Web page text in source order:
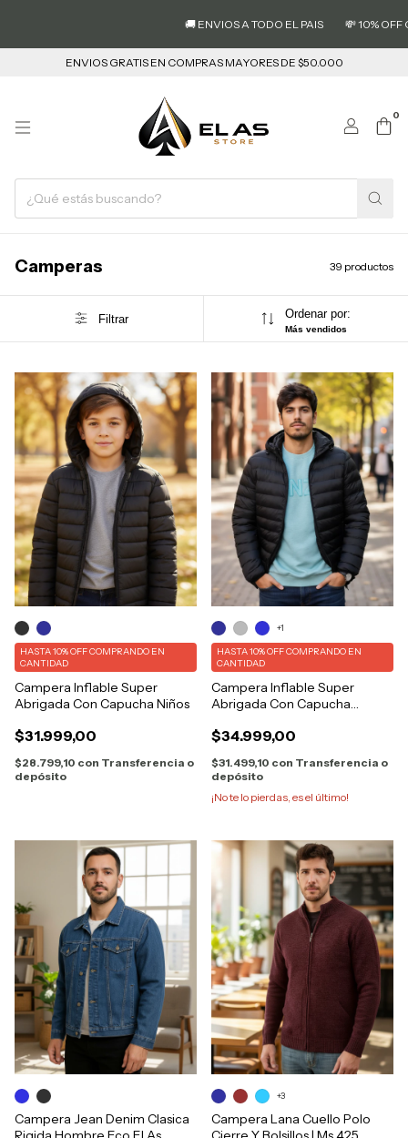
🚚 ENVIOS A TODO EL PAIS 💸 10% OFF CON
ENVIOS GRATIS EN COMPRAS MAYORES DE $50.000
0
Camperas 39 productos
Filtrar Ordenar por:
Más vendidos
Campera Inflable Super
Abrigada Con Capucha Niños
$31.999,00
HASTA 10% OFFCOMPRANDO EN
CANTIDAD
$28.799,10 con Transferencia o
depósito
Campera Inflable Super
Abrigada Con Capucha
$34.999,00
HASTA 10% OFFCOMPRANDO EN
CANTIDAD
$31.499,10 con Transferencia o
depósito
¡No te lo pierdas, es el último!
+1
Campera Jean Denim Clasica
Campera Lana Cuello Polo
+3